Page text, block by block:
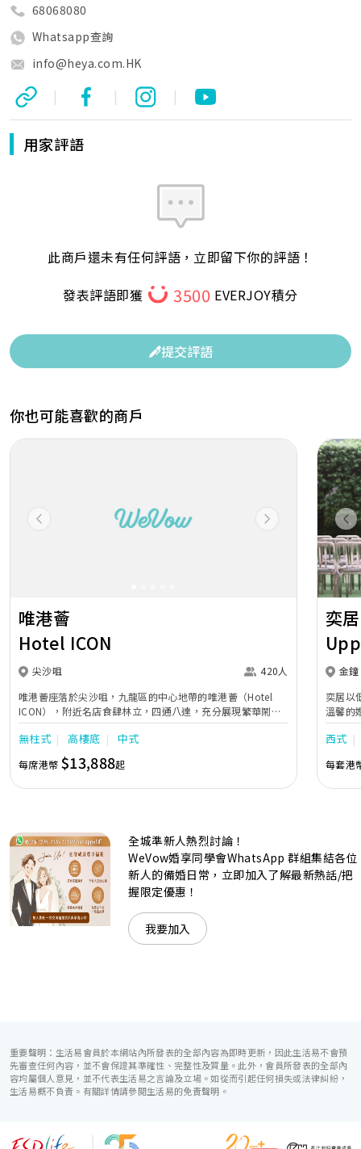
68068080
Whatsapp查詢
info@heya.com.HK
| | |
用家評語
此商戶還未有任何評語，立即留下你的評語！
發表評語即獲
3500 EVERJOY積分
提交評語
你也可能喜歡的商戶
Previous Next
唯港薈
Hotel ICON
尖沙咀
420人
唯港薈座落於尖沙咀，九龍區的中心地帶的唯港薈（Hotel
ICON），附近名店食肆林立，四通八達，充分展現繁華鬧巿
中的活力個性，成為一眾準新人舉辦婚宴的熱門之選。專業團
隊由策劃統籌至所有婚宴每個細節，唯港薈都力臻完美，保證
讓您留下獨特的醉人回憶。 擁有時尚高樓頂的Silverbox宴會
廳，配置了全套先進的視聽影音及燈光設備配套，並採用極富
現代時尚感的水晶玻璃燈，演繹出與別不同的經典神韻。不論
準新人的個性及預算﹔保證為您打造夢寐以求的特別日子，令
賓客永誌難忘！
無柱式 高樓底 中式
每席港幣 $13,888起
奕居
金鐘
奕居以
溫馨的
團隊會
西式
每套港
全城準新人熱烈討論！
WeVow婚享同學會WhatsApp 群組集結各位
新人的備婚日常，立即加入了解最新熱話/把
握限定優惠！
我要加入
重要聲明：生活易會員於本網站內所發表的全部內容為即時更新，因此生活易不會預
先審查任何內容，並不會保證其準確性、完整性及質量。此外，會員所發表的全部內
容均屬個人意見，並不代表生活易之言論及立場。如從而引起任何損失或法律糾紛，
生活易概不負責。有關詳情請參閱生活易的免責聲明。